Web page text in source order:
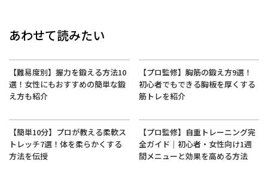
あわせて読みたい
【難易度別】握力を鍛える方法10
選！女性にもおすすめの簡単な鍛
え方も紹介
【プロ監修】胸筋の鍛え方9選！
初心者でもできる胸板を厚くする
筋トレを紹介
【簡単10分】プロが教える柔軟ス
トレッチ7選！体を柔らかくする
方法を伝授
【プロ監修】自重トレーニング完
全ガイド｜初心者・女性向け1週
間メニューと効果を高める方法